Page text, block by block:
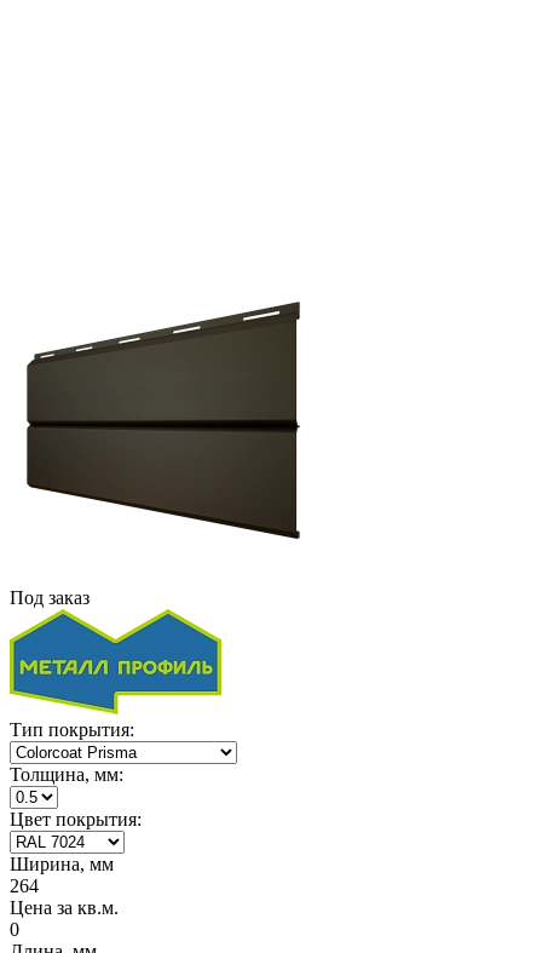
Под заказ
Тип покрытия:
Толщина, мм:
Цвет покрытия:
Ширина, мм
264
Цена за кв.м.
0